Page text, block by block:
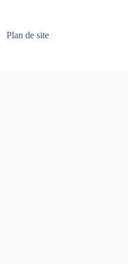
Plan de site